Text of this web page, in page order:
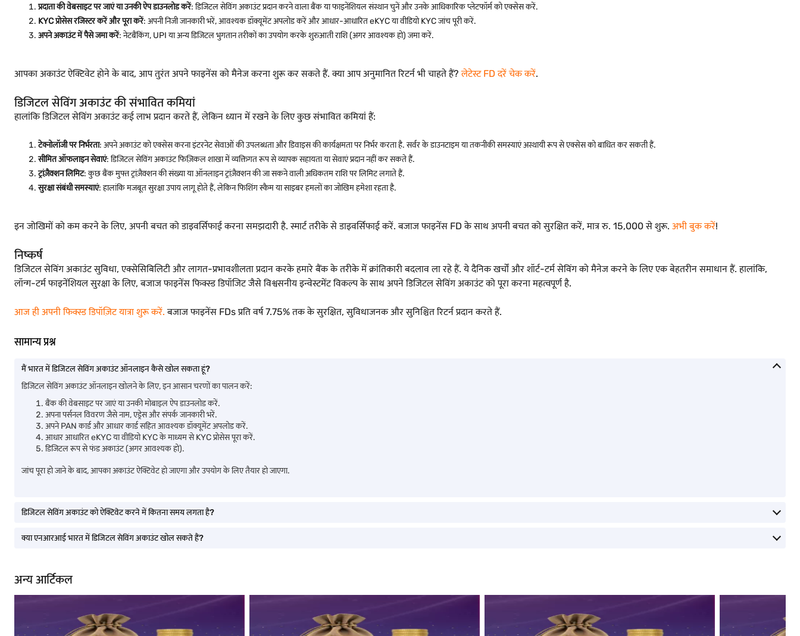
प्रदाता की वेबसाइट पर जाएं या उनकी ऐप डाउनलोड करें: डिजिटल सेविंग अकाउंट प्रदान करने वाला बैंक या फाइनेंशियल संस्थान चुनें और उनके आधिकारिक प्लेटफॉर्म को एक्सेस करें.
KYC प्रोसेस रजिस्टर करें और पूरा करें: अपनी निजी जानकारी भरें, आवश्यक डॉक्यूमेंट अपलोड करें और आधार-आधारित eKYC या वीडियो KYC जांच पूरी करें.
अपने अकाउंट में पैसे जमा करें: नेटबैंकिंग, UPI या अन्य डिजिटल भुगतान तरीकों का उपयोग करके शुरुआती राशि (अगर आवश्यक हो) जमा करें.
आपका अकाउंट ऐक्टिवेट होने के बाद, आप तुरंत अपने फाइनेंस को मैनेज करना शुरू कर सकते हैं. क्या आप अनुमानित रिटर्न भी चाहते हैं?लेटेस्ट FD दरें चेक करें.
डिजिटल सेविंग अकाउंट की संभावित कमियां
हालांकि डिजिटल सेविंग अकाउंट कई लाभ प्रदान करते हैं, लेकिन ध्यान में रखने के लिए कुछ संभावित कमियां हैं:
टेक्नोलॉजी पर निर्भरता: अपने अकाउंट को एक्सेस करना इंटरनेट सेवाओं की उपलब्धता और डिवाइस की कार्यक्षमता पर निर्भर करता है. सर्वर के डाउनटाइम या तकनीकी समस्याएं अस्थायी रूप से एक्सेस को बाधित कर सकती हैं.
सीमित ऑफलाइन सेवाएं: डिजिटल सेविंग अकाउंट फिज़िकल शाखा में व्यक्तिगत रूप से व्यापक सहायता या सेवाएं प्रदान नहीं कर सकते हैं.
ट्रांज़ैक्शन लिमिट: कुछ बैंक मुफ्त ट्रांज़ैक्शन की संख्या या ऑनलाइन ट्रांज़ैक्शन की जा सकने वाली अधिकतम राशि पर लिमिट लगाते हैं.
सुरक्षा संबंधी समस्याएं: हालांकि मजबूत सुरक्षा उपाय लागू होते हैं, लेकिन फिशिंग स्कैम या साइबर हमलों का जोखिम हमेशा रहता है.
इन जोखिमों को कम करने के लिए, अपनी बचत को डाइवर्सिफाई करना समझदारी है. स्मार्ट तरीके से डाइवर्सिफाई करें. बजाज फाइनेंस FD के साथ अपनी बचत को सुरक्षित करें, मात्र रु. 15,000 से शुरू. अभी बुक करें!
निष्कर्ष
डिजिटल सेविंग अकाउंट सुविधा, एक्सेसिबिलिटी और लागत-प्रभावशीलता प्रदान करके हमारे बैंक के तरीके में क्रांतिकारी बदलाव ला रहे हैं. ये दैनिक खर्चों और शॉर्ट-टर्म सेविंग को मैनेज करने के लिए एक बेहतरीन समाधान हैं. हालांकि,
लॉन्ग-टर्म फाइनेंशियल सुरक्षा के लिए, बजाज फाइनेंस फिक्स्ड डिपॉजिट जैसे विश्वसनीय इन्वेस्टमेंट विकल्प के साथ अपने डिजिटल सेविंग अकाउंट को पूरा करना महत्वपूर्ण है.
आज ही अपनी फिक्स्ड डिपॉज़िट यात्रा शुरू करें. बजाज फाइनेंस FDs प्रति वर्ष 7.75% तक के सुरक्षित, सुविधाजनक और सुनिश्चित रिटर्न प्रदान करते हैं.
सामान्य प्रश्न
मैं भारत में डिजिटल सेविंग अकाउंट ऑनलाइन कैसे खोल सकता हूं?
डिजिटल सेविंग अकाउंट ऑनलाइन खोलने के लिए, इन आसान चरणों का पालन करें:
बैंक की वेबसाइट पर जाएं या उनकी मोबाइल ऐप डाउनलोड करें.
अपना पर्सनल विवरण जैसे नाम, एड्रेस और संपर्क जानकारी भरें.
अपने PAN कार्ड और आधार कार्ड सहित आवश्यक डॉक्यूमेंट अपलोड करें.
आधार आधारित eKYC या वीडियो KYC के माध्यम से KYC प्रोसेस पूरा करें.
डिजिटल रूप से फंड अकाउंट (अगर आवश्यक हो).
जांच पूरा हो जाने के बाद, आपका अकाउंट ऐक्टिवेट हो जाएगा और उपयोग के लिए तैयार हो जाएगा.
डिजिटल सेविंग अकाउंट को ऐक्टिवेट करने में कितना समय लगता है?
क्या एनआरआई भारत में डिजिटल सेविंग अकाउंट खोल सकते हैं?
अन्य आर्टिकल